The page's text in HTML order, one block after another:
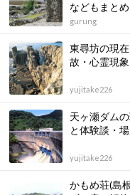
などもまとめ
gurung
東尋坊の現
故・心霊現
yujitake226
天ヶ瀬ダム
と体験談・
yujitake226
かもめ荘(島